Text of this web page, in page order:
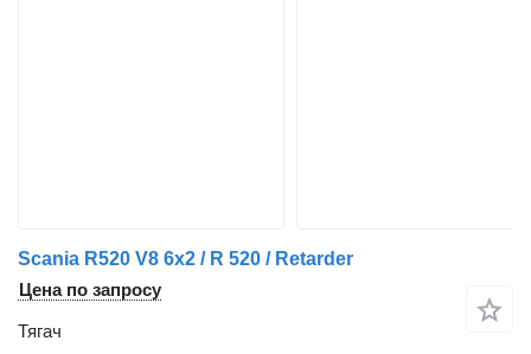
Scania R520 V8 6x2 / R 520 / Retarder
Цена по запросу
Тягач